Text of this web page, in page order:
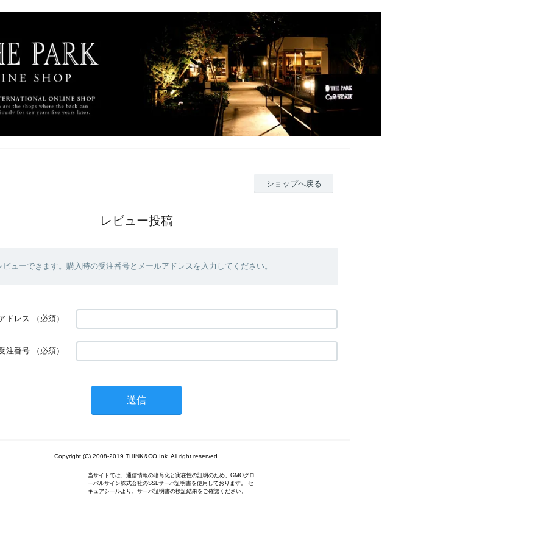
ショップへ戻る
レビュー投稿
ューできます。購入時の受注番号とメールアドレスを入力してください。
ドレス （必須）
注番号 （必須）
Copyright (C) 2008-2019 THINK&CO.Ink. All right reserved.
当サイトでは、通信情報の暗号化と実在性の証明のため、GMOグロ
ーバルサイン株式会社のSSLサーバ証明書を使用しております。 セ
キュアシールより、サーバ証明書の検証結果をご確認ください。